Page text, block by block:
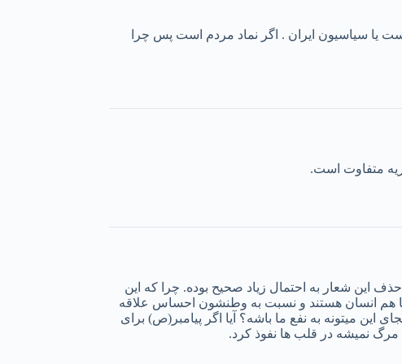
یا سیاسیون ایران . اگر نماد مردم است پس چرا
متفاوت است.
این شعار به احتمال زیاد صحیح بوده. چرا که این
هم انسان هستند و نسبت به وطنشون احساس علاقه
میتونه به نفع ما باشه؟ آیا اگر پیامبر(ص) برای
مرگ نمیشه در قلب ها نفوذ کرد.